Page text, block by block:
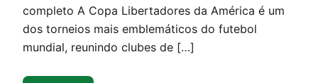
completo A Copa Libertadores da América é um
dos torneios mais emblemáticos do futebol
mundial, reunindo clubes de […]